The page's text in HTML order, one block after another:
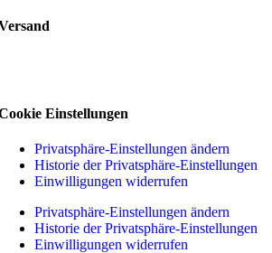
Einstellungen
Privatsphäre-Einstellungen ändern
Historie der Privatsphäre-Einstellungen
Einwilligungen widerrufen
Privatsphäre-Einstellungen ändern
Historie der Privatsphäre-Einstellungen
Einwilligungen widerrufen